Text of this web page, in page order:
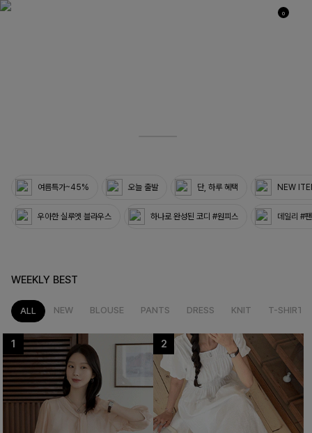
0
여름특가~45% 오늘 출발 단, 하루 혜택 NEW
우아한 실루엣 블라우스 하나로 완성된 코디 #원피스 데일리 #
WEEKLY BEST
ALL NEW BLOUSE PANTS DRESS KNIT T-SHIRT